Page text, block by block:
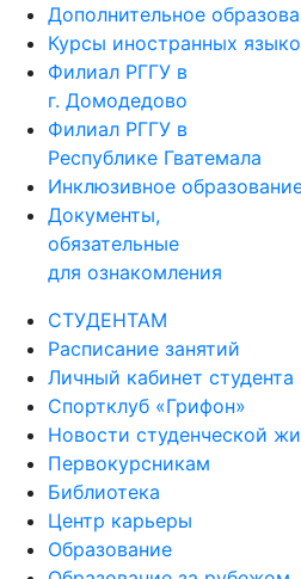
Дополнительное
Курсы иностранных
Филиал РГГУ в
г. Домодедово
Филиал РГГУ в
Республике Гватемала
Инклюзивное
Документы,
обязательные
для ознакомления
СТУДЕНТАМ
Расписание занятий
Личный кабинет студента
Спортклуб «Грифон»
Новости студенческой
Первокурсникам
Библиотека
Центр карьеры
Образование